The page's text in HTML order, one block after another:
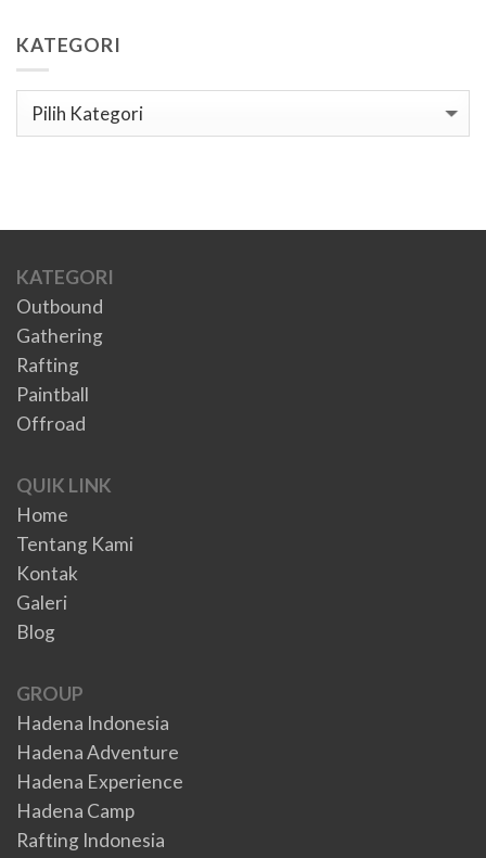
KATEGORI
Kategori
KATEGORI
Outbound
Gathering
Rafting
Paintball
Offroad
QUIK LINK
Home
Tentang Kami
Kontak
Galeri
Blog
GROUP
Hadena Indonesia
Hadena Adventure
Hadena Experience
Hadena Camp
Rafting Indonesia